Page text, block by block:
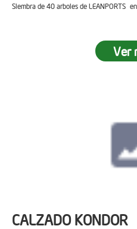
Siembra de 40 arboles de LEANPORTS
Ver
CALZADO KONDOR